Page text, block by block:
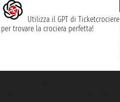
Utilizza il GPT di Ticketcrociere
per trovare la crociera perfetta!